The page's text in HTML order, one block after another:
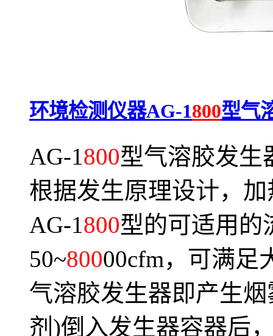
环境检测仪器AG-1800型气
AG-1 800型气溶胶发生
根据发生原理设计，
AG-1 800型的可适用的
50~80000cfm，可满足
气溶胶发生器即产生
剂)倒入发生器容器后